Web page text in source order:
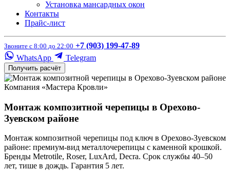
Установка мансардных окон
Контакты
Прайс-лист
Звоните с 8:00 до 22:00 +7 (903) 199-47-89
WhatsApp
Telegram
Получить расчёт
Компания «Мастера Кровли»
Монтаж композитной черепицы в Орехово-
Зуевском районе
Монтаж композитной черепицы под ключ в Орехово-Зуевском
районе: премиум-вид металлочерепицы с каменной крошкой.
Бренды Metrotile, Roser, LuxArd, Decra. Срок службы 40–50
лет, тише в дождь. Гарантия 5 лет.